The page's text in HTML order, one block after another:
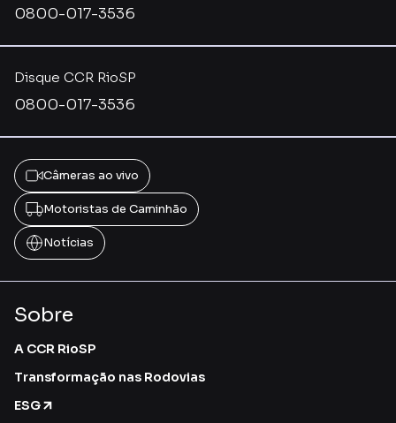
Disque CCR RioSP
0800-017-3536
0800-017-3536
Câmeras ao vivo
Motoristas de Caminhão
Notícias
Sobre
A CCR RioSP
Transformação nas Rodovias
ESG